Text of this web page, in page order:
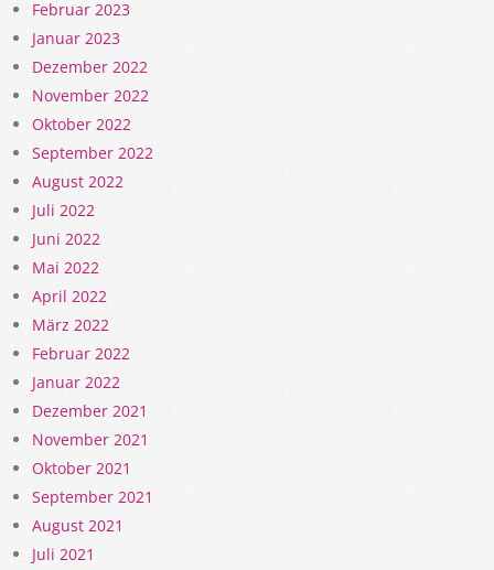
Februar 2023
Januar 2023
Dezember 2022
November 2022
Oktober 2022
September 2022
August 2022
Juli 2022
Juni 2022
Mai 2022
April 2022
März 2022
Februar 2022
Januar 2022
Dezember 2021
November 2021
Oktober 2021
September 2021
August 2021
Juli 2021